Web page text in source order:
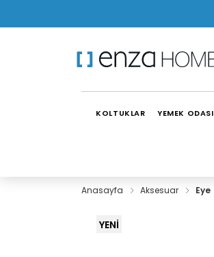
KOLTUKLAR YEMEK ODASI
Anasayfa Aksesuar Eye
YENİ